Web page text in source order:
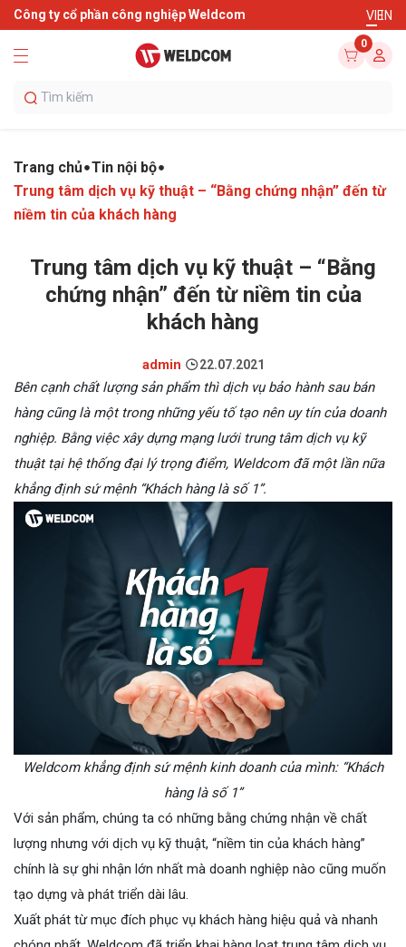
Công ty cổ phần công nghiệp Weldcom VIEN
0
Trang chủ Tin nội bộ
Trung tâm dịch vụ kỹ thuật – “Bằng chứng nhận” đến từ
niềm tin của khách hàng
Trung tâm dịch vụ kỹ thuật – “Bằng
chứng nhận” đến từ niềm tin của
khách hàng
admin 22.07.2021
Bên cạnh chất lượng sản phẩm thì dịch vụ bảo hành sau bán
hàng cũng là một trong những yếu tố tạo nên uy tín của doanh
nghiệp. Bằng việc xây dựng mạng lưới trung tâm dịch vụ kỹ
thuật tại hệ thống đại lý trọng điểm, Weldcom đã một lần nữa
khẳng định sứ mệnh “Khách hàng là số 1”.
Weldcom khẳng định sứ mệnh kinh doanh của mình: “Khách
hàng là số 1”
Với sản phẩm, chúng ta có những bằng chứng nhận về chất
lượng nhưng với dịch vụ kỹ thuật, “niềm tin của khách hàng”
chính là sự ghi nhận lớn nhất mà doanh nghiệp nào cũng muốn
tạo dựng và phát triển dài lâu.
Xuất phát từ mục đích phục vụ khách hàng hiệu quả và nhanh